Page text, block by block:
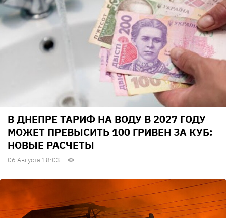
В ДНЕПРЕ ТАРИФ НА ВОДУ В 2027 ГОДУ
МОЖЕТ ПРЕВЫСИТЬ 100 ГРИВЕН ЗА КУБ:
НОВЫЕ РАСЧЕТЫ
06 Августа 18:03